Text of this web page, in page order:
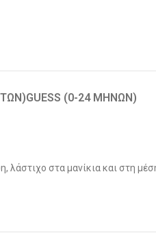
GUESS (0-24 ΜΗΝΏΝ)
στα μανίκια και στη